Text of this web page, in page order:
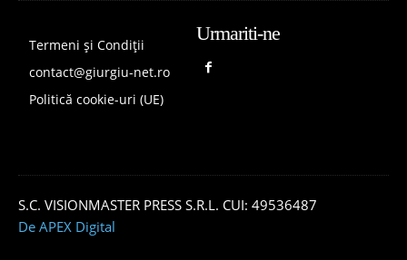
Termeni și Condiții
contact@giurgiu-net.ro
Politică cookie-uri (UE)
Urmariti-ne
S.C. VISIONMASTER PRESS S.R.L. CUI: 49536487
De APEX Digital